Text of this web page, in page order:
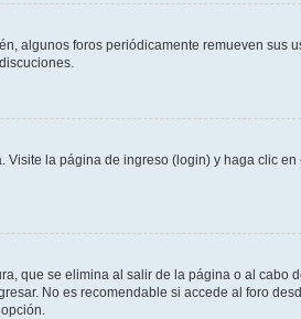
algunos foros periódicamente remueven sus
Visite la página de ingreso (login) y haga clic en
que se elimina al salir de la página o al cabo
No es recomendable si accede al foro